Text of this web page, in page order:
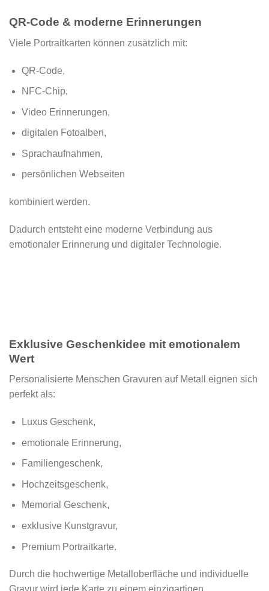
QR-Code & moderne Erinnerungen
Viele Portraitkarten können zusätzlich mit:
QR-Code,
NFC-Chip,
Video Erinnerungen,
digitalen Fotoalben,
Sprachaufnahmen,
persönlichen Webseiten
kombiniert werden.
Dadurch entsteht eine moderne Verbindung aus
emotionaler Erinnerung und digitaler Technologie.
Exklusive Geschenkidee mit emotionalem
Wert
Personalisierte Menschen Gravuren auf Metall eignen sich
perfekt als:
Luxus Geschenk,
emotionale Erinnerung,
Familiengeschenk,
Hochzeitsgeschenk,
Memorial Geschenk,
exklusive Kunstgravur,
Premium Portraitkarte.
Durch die hochwertige Metalloberfläche und individuelle